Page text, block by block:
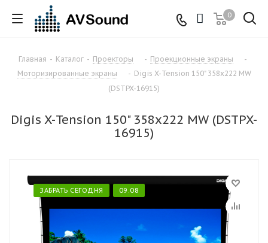
0
Главная - Каталог - Проекторы - Проекционные экраны
-
Моторизированные экраны
- Digis X-Tension 150" 358x222 MW
(DSTPX-16915)
Digis X-Tension 150" 358x222 MW (DSTPX-
16915)
ЗАБРАТЬ СЕГОДНЯ 09.08